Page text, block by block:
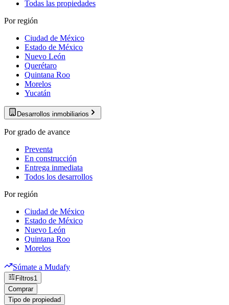
Todas las propiedades
Por región
Ciudad de México
Estado de México
Nuevo León
Querétaro
Quintana Roo
Morelos
Yucatán
Desarrollos inmobiliarios
Por grado de avance
Preventa
En construcción
Entrega inmediata
Todos los desarrollos
Por región
Ciudad de México
Estado de México
Nuevo León
Quintana Roo
Morelos
Súmate a Mudafy
Filtros1
Comprar
Tipo de propiedad